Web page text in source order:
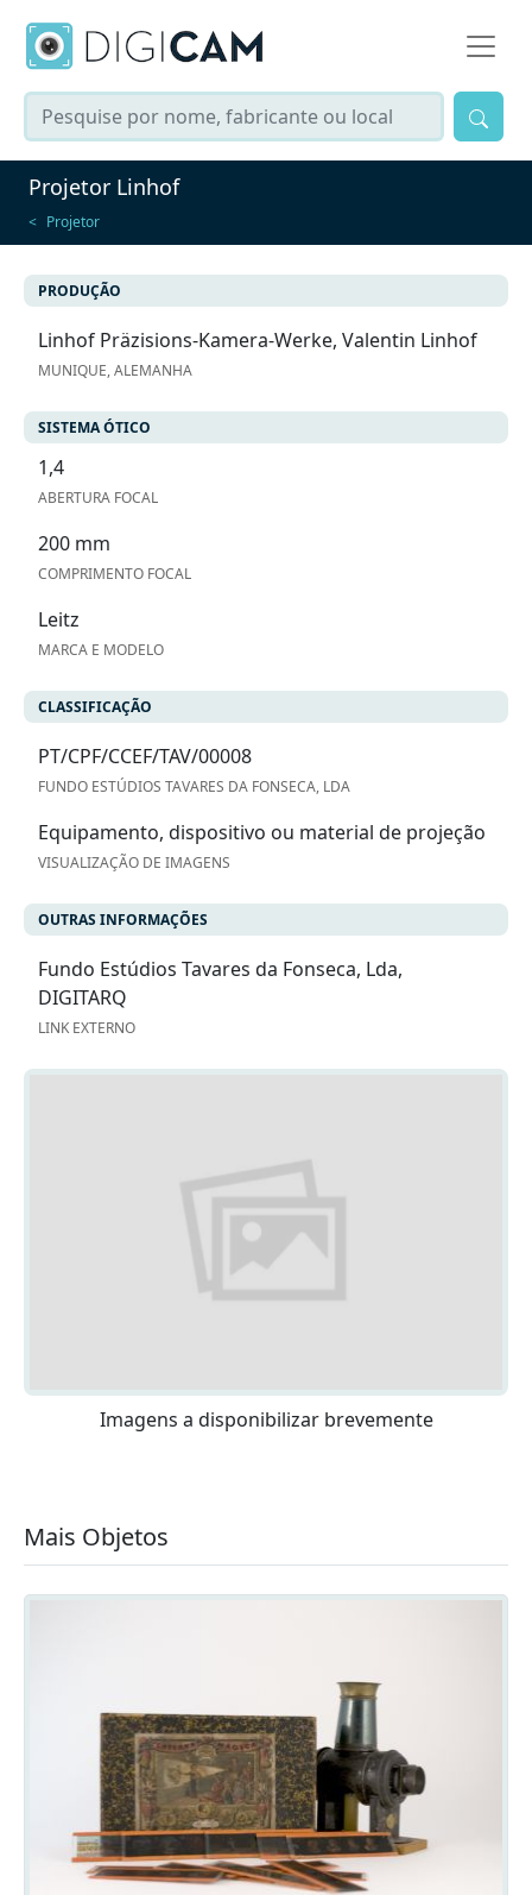
Projetor Linhof
Projetor
PRODUÇÃO
Linhof Präzisions-Kamera-Werke, Valentin Linhof
MUNIQUE, ALEMANHA
SISTEMA ÓTICO
1,4
ABERTURA FOCAL
200 mm
COMPRIMENTO FOCAL
Leitz
MARCA E MODELO
CLASSIFICAÇÃO
PT/CPF/CCEF/TAV/00008
FUNDO ESTÚDIOS TAVARES DA FONSECA, LDA
Equipamento, dispositivo ou material de projeção
VISUALIZAÇÃO DE IMAGENS
OUTRAS INFORMAÇÕES
Fundo Estúdios Tavares da Fonseca, Lda,
DIGITARQ
LINK EXTERNO
Imagens a disponibilizar brevemente
Mais Objetos